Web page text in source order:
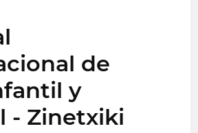
de
y
- Zinetxiki